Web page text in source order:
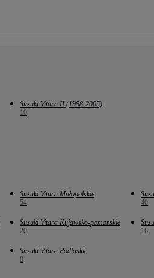
Suzuki Vitara II (1998-2005)
10
Suzuki Vitara Małopolskie
54
40
Suzuki Vitara Kujawsko-pomorskie
20
16
Suzuki Vitara Podlaskie
8